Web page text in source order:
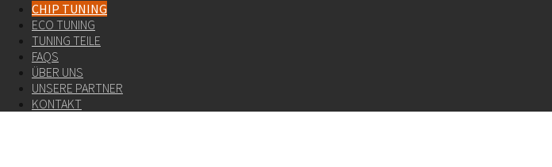
CHIP TUNING
ECO TUNING
TUNING TEILE
FAQS
ÜBER UNS
UNSERE PARTNER
KONTAKT